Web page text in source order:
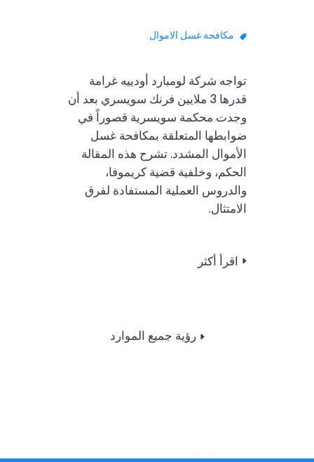
مكافحة غسل الاموال
تواجه شركة لومبارد أودييه غرامة
قدرها 3 ملايين فرنك سويسري بعد أن
وجدت محكمة سويسرية قصوراً في
ضوابطها المتعلقة بمكافحة غسل
الأموال المشدد. تشرح هذه المقالة
الحكم، وخلفية قضية كريموفا،
والدروس العملية المستفادة لفرق
الامتثال.
اقرأ أكثر
رؤية جميع الموارد